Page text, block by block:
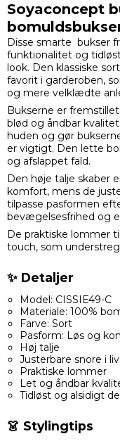
Soyaconcept
Disse smarte bukser
funktionalitet og
look. Den klassiske
favorit i garderoben,
og mere velklædte
Bukserne er
blød og åndbar
huden og gør
er vigtigt. Den lette
og afslappet fald.
Den høje talje skaber
komfort, mens de
tilpasse pasformen
bevægelsesfrihed og
De praktiske lommer
touch, som
✨ Detaljer
Model: CISSIE49-C
Materiale: 100%
Farve: Sort
Pasform: Løs og
Høj talje
Justerbare snore i
Praktiske lommer
Let og åndbar
Tidløst og alsidigt
👗 Stylingtips